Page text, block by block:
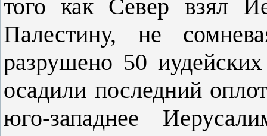
того как Север взял
Палестину, не
разрушено 50
осадили последний
юго-западнее